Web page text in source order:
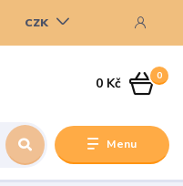
Menu
CZK
0
0 Kč